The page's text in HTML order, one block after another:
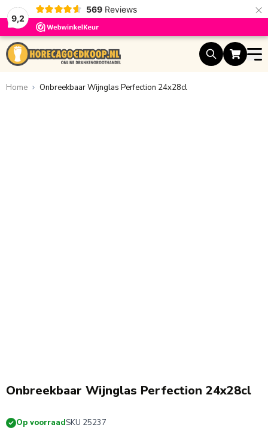
9,2
569 Reviews ×
Ga naar de inhoud
Home Onbreekbaar Wijnglas Perfection 24x28cl
Onbreekbaar Wijnglas Perfection 24x28cl
Op voorraadSKU 25237